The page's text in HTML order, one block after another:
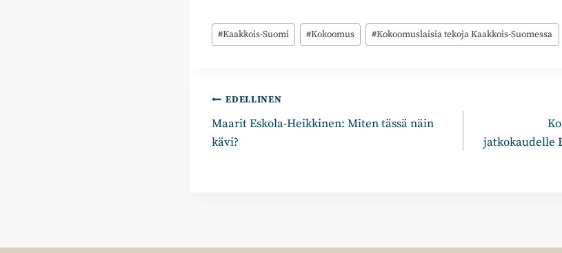
Avainsanat:
#Kaakkois-Suomi #Kokoomus #Kokoomuslaisia tekoja Kaakkois-Suomessa
Artikkelien
selaus
EDELLINEN
Maarit Eskola-Heikkinen: Miten tässä näin
kävi?
jatkokaudelle